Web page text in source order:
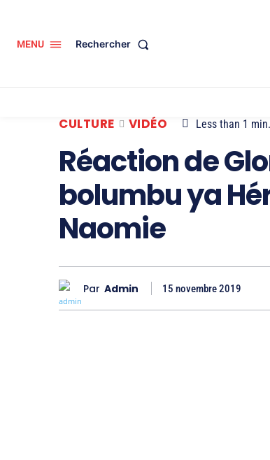
MENU Rechercher
CULTURE VIDÉO Less than 1 min.
Réaction de
bolumbu ya
Naomie
Par Admin 15 novembre 2019